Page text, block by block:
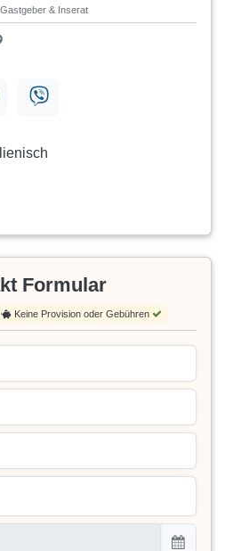
& Inserat
Formular
Keine Provision oder Gebühren